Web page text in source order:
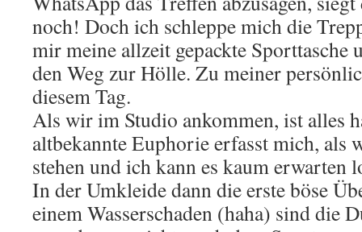
noch! Doch ich schleppe mich die
mir meine allzeit gepackte Sporttasche
den Weg zur Hölle. Zu meiner
diesem Tag.
Als wir im Studio ankommen, ist alles
altbekannte Euphorie erfasst mich, als
stehen und ich kann es kaum erwarten
In der Umkleide dann die erste böse
einem Wasserschaden (haha) sind die